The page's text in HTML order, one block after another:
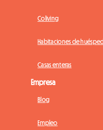
Coliving
Habitaciones de
Casas enteras
Empresa
Blog
Empleo